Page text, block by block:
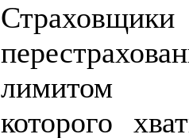
лимитом
которого